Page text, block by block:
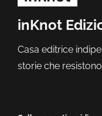
inKnot
Casa editrice
storie che